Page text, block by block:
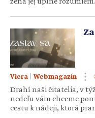
srdci. Pán je mŕtvy a
Magdaléna prišla k
Viera | Webmagazín
Drahí naši čitatelia, v
nedeľu vám chceme
cestu k nádeji, ktorá